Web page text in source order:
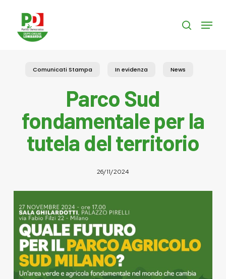
content
search
Menu
Comunicati Stampa In evidenza News
Parco Sud
fondamentale per la
tutela del territorio
26/11/2024